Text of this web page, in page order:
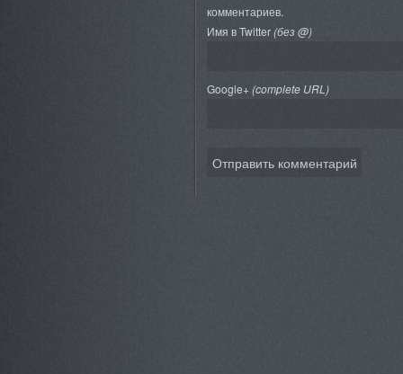
комментариев.
Имя в Twitter(без @)
Google+ (complete URL)